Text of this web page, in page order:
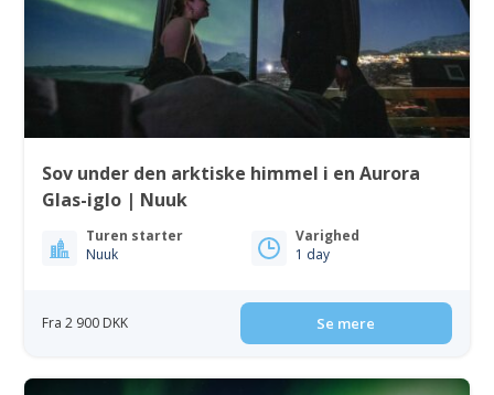
Sov under den arktiske himmel i en Aurora
Glas-iglo | Nuuk
Turen starter
Nuuk
Varighed
1 day
Fra 2 900 DKK Se mere